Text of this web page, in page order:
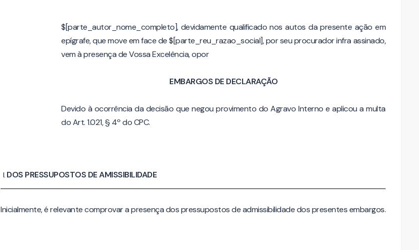
$[parte_autor_nome_completo], devidamente qualificado nos autos da presente ação em
epígrafe, que move em face de $[parte_reu_razao_social], por seu procurador infra assinado,
vem à presença de Vossa Excelência, opor
EMBARGOS DE DECLARAÇÃO
Devido à ocorrência da decisão que negou provimento do Agravo Interno e aplicou a multa
do Art. 1.021, § 4º do CPC.
DOS PRESSUPOSTOS DE AMISSIBILIDADE
Inicialmente, é relevante comprovar a presença dos pressupostos de admissibilidade dos presentes embargos.